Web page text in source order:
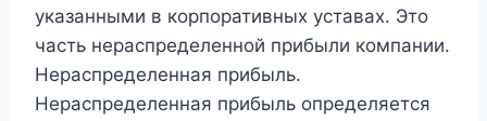
указанными в корпоративных уставах. Это
часть нераспределенной прибыли компании.
Нераспределенная прибыль.
Нераспределенная прибыль определяется